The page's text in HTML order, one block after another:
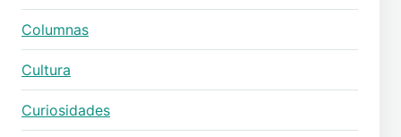
Columnas
Cultura
Curiosidades